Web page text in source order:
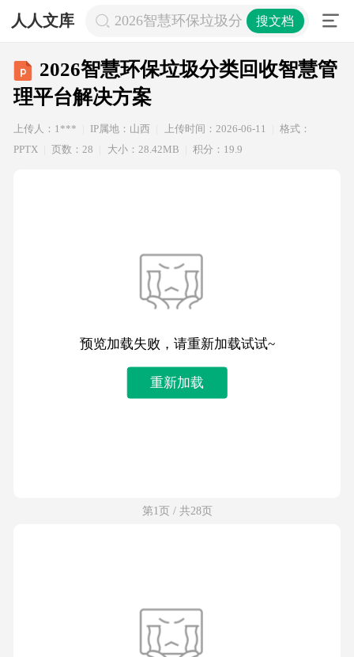
人人文库 2026智慧环保垃圾分类回收智慧管理
搜文档
2026智慧环保垃圾分类回收智慧管
理平台解决方案
上传人：1*** IP属地：山西 上传时间：2026-06-11
格式：
PPTX
页数：28 大小：28.42MB 积分：19.9
预览加载失败，请重新加载试试~
重新加载
第1页 / 共28页